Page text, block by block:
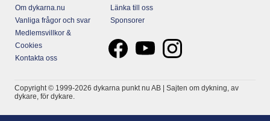
Om dykarna.nu
Vanliga frågor och svar
Medlemsvillkor &
Cookies
Kontakta oss
Länka till oss
Sponsorer
Copyright © 1999-2026 dykarna punkt nu AB | Sajten om dykning, av
dykare, för dykare.